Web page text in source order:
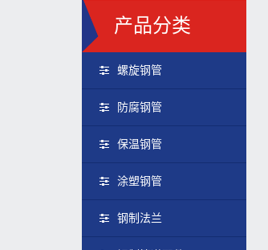
产品分类
螺旋钢管
防腐钢管
保温钢管
涂塑钢管
钢制法兰